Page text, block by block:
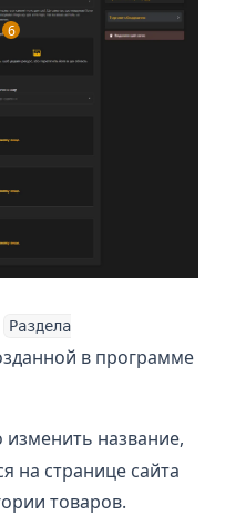
6
Раздела
в программе
название,
на странице сайта
товаров.